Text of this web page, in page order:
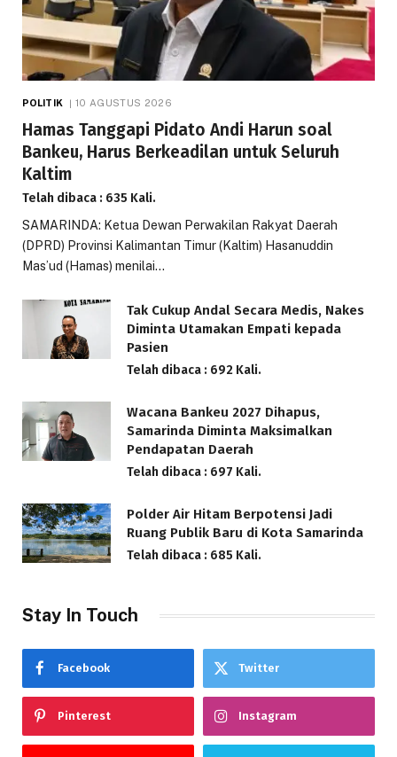
POLITIK 10 AGUSTUS 2026
Hamas Tanggapi Pidato Andi Harun soal
Bankeu, Harus Berkeadilan untuk Seluruh
Kaltim
Telah dibaca : 635 Kali.
SAMARINDA: Ketua Dewan Perwakilan Rakyat Daerah
(DPRD) Provinsi Kalimantan Timur (Kaltim) Hasanuddin
Mas’ud (Hamas) menilai…
Tak Cukup Andal Secara Medis, Nakes
Diminta Utamakan Empati kepada
Pasien
Telah dibaca : 692 Kali.
Wacana Bankeu 2027 Dihapus,
Samarinda Diminta Maksimalkan
Pendapatan Daerah
Telah dibaca : 697 Kali.
Polder Air Hitam Berpotensi Jadi
Ruang Publik Baru di Kota Samarinda
Telah dibaca : 685 Kali.
Stay In Touch
Facebook Twitter
Pinterest Instagram